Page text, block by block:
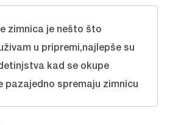
zimnica je nešto što
u pripremi,najlepše su
kad se okupe
pazajedno spremaju zimnicu